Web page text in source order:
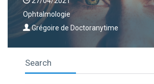
Ophtalmologie
Grégoire de Doctoranytime
Search